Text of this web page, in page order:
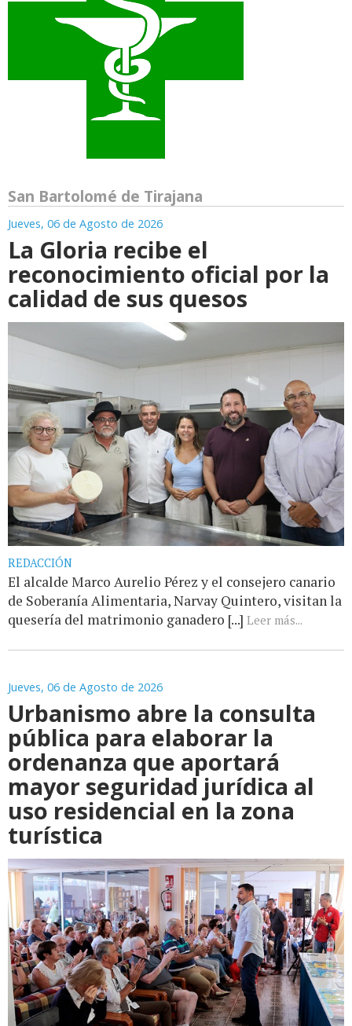
San Bartolomé de Tirajana
Jueves, 06 de Agosto de 2026
La Gloria recibe el
reconocimiento oficial por la
calidad de sus quesos
REDACCIÓN
El alcalde Marco Aurelio Pérez y el consejero canario
de Soberanía Alimentaria, Narvay Quintero, visitan la
quesería del matrimonio ganadero [...] Leer más...
Jueves, 06 de Agosto de 2026
Urbanismo abre la consulta
pública para elaborar la
ordenanza que aportará
mayor seguridad jurídica al
uso residencial en la zona
turística